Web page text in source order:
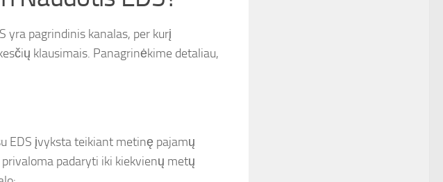
yra pagrindinis kanalas, per kurį
klausimais. Panagrinėkime detaliau,
EDS įvyksta teikiant metinę pajamų
padaryti iki kiekvienų metų